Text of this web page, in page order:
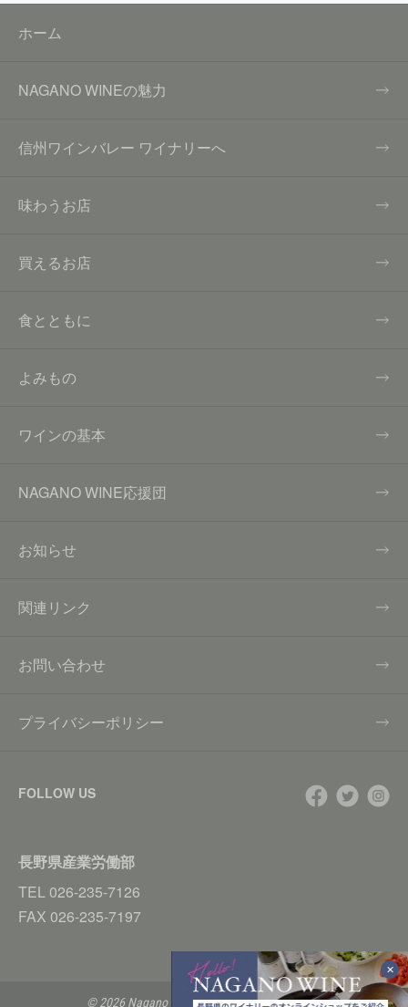
ホーム
NAGANO WINEの魅力
信州ワインバレー ワイナリーへ
味わうお店
買えるお店
食とともに
よみもの
ワインの基本
NAGANO WINE応援団
お知らせ
関連リンク
お問い合わせ
プライバシーポリシー
FOLLOW US
長野県産業労働部
TEL 026-235-7126
FAX 026-235-7197
© 2026 Nagano Prefecture All Rights Reserved